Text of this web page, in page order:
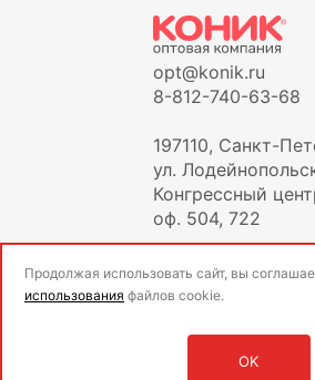
opt@konik.ru
8-812-740-63-68
197110, Санкт-
ул.
Конгрессный
оф. 504, 722
Оставить заявку
Продолжая использовать сайт, вы
использования файлов cookie.
OK